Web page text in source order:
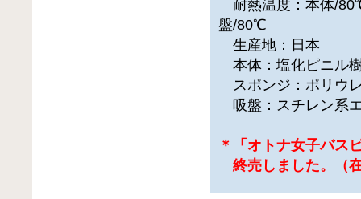
耐熱温度：本体/
盤/80℃
生産地：日本
本体：塩化ピニル
スポンジ：ポリウ
吸盤：スチレン系
＊「オトナ女子バス
終売しました。（